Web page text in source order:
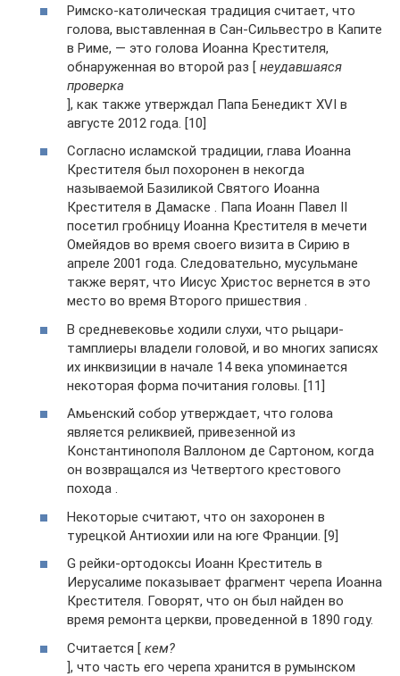
Римско-католическая традиция считает, что
голова, выставленная в Сан-Сильвестро в Капите
в Риме, — это голова Иоанна Крестителя,
обнаруженная во второй раз [ неудавшаяся
проверка
], как также утверждал Папа Бенедикт XVI в
августе 2012 года. [10]
Согласно исламской традиции, глава Иоанна
Крестителя был похоронен в некогда
называемой Базиликой Святого Иоанна
Крестителя в Дамаске . Папа Иоанн Павел II
посетил гробницу Иоанна Крестителя в мечети
Омейядов во время своего визита в Сирию в
апреле 2001 года. Следовательно, мусульмане
также верят, что Иисус Христос вернется в это
место во время Второго пришествия .
В средневековье ходили слухи, что рыцари-
тамплиеры владели головой, и во многих записях
их инквизиции в начале 14 века упоминается
некоторая форма почитания головы. [11]
Амьенский собор утверждает, что голова
является реликвией, привезенной из
Константинополя Валлоном де Сартоном, когда
он возвращался из Четвертого крестового
похода .
Некоторые считают, что он захоронен в
турецкой Антиохии или на юге Франции. [9]
G рейки-ортодоксы Иоанн Креститель в
Иерусалиме показывает фрагмент черепа Иоанна
Крестителя. Говорят, что он был найден во
время ремонта церкви, проведенной в 1890 году.
Считается [ кем?
], что часть его черепа хранится в румынском